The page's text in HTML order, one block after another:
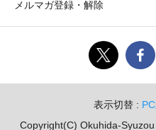
メルマガ登録・解除
表示切替 :
Copyright(C) Okuhida-